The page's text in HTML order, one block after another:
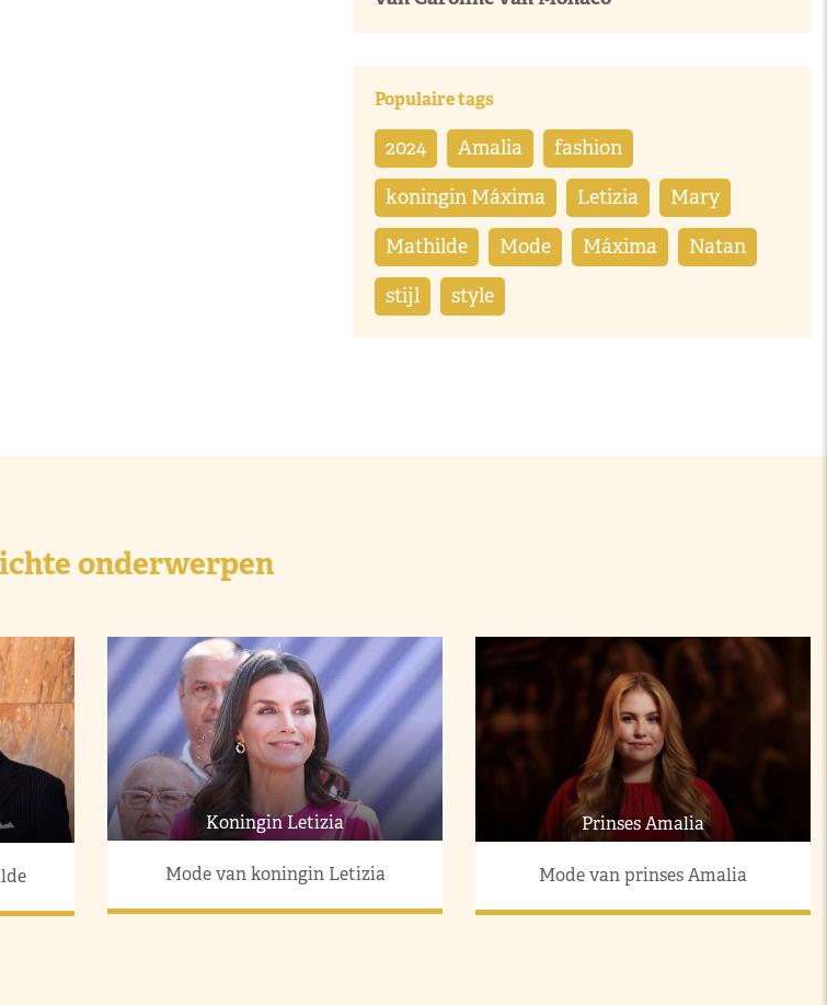
Populaire tags
2024 Amalia fashion
koningin Máxima Letizia Mary
Mathilde Mode Máxima Natan
stijl style
onderwerpen
Koningin Letizia
Mode van koningin Letizia
Prinses Amalia
Mode van prinses Amalia